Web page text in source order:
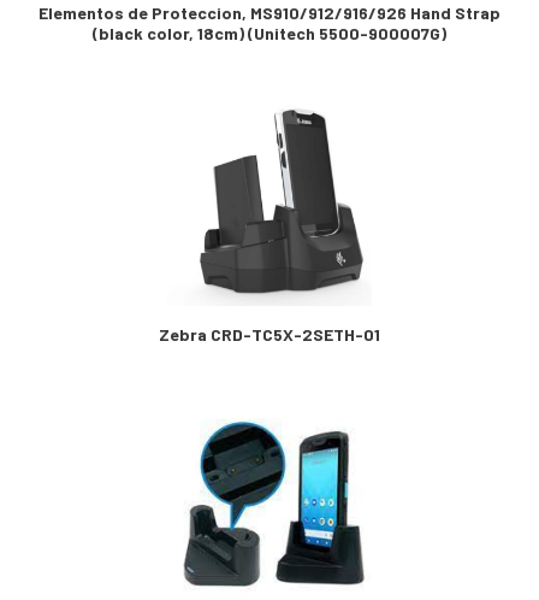
Elementos de Proteccion, MS910/912/916/926 Hand Strap
(black color, 18cm) (Unitech 5500-900007G)
Zebra CRD-TC5X-2SETH-01